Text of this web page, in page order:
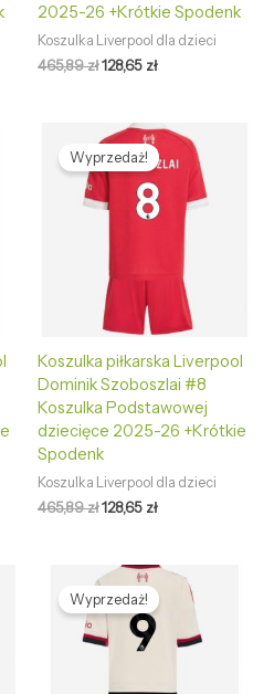
2025-26 +Krótkie Spodenk
Koszulka Liverpool dla dzieci
465,89zł128,65 zł
Wyprzedaż!
Koszulka piłkarska Liverpool
Dominik Szoboszlai #8
Koszulka Podstawowej
dziecięce 2025-26 +Krótkie
Spodenk
Koszulka Liverpool dla dzieci
465,89zł
Pierwotna
cena
wynosiła:
465,89 zł.
128,65 zł
Aktualna
cena
wynosi:
128,65 zł.
Wyprzedaż!
Pierwotna
cena
wynosiła:
465,89 zł.
Aktualna
cena
wynosi:
128,65 zł.